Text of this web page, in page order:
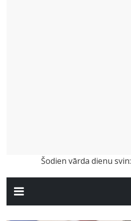
Šodien vārda dienu svin: